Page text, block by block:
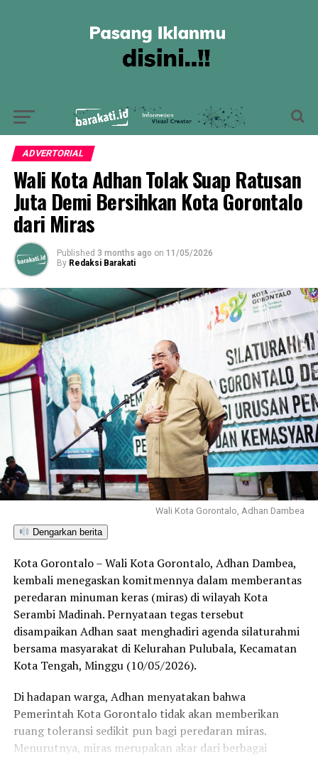
ADVERTORIAL
Wali Kota Adhan Tolak Suap Ratusan
Juta Demi Bersihkan Kota Gorontalo
dari Miras
Published 3 months ago on 11/05/2026
By Redaksi Barakati
Wali Kota Gorontalo, Adhan Dambea
Dengarkan berita
Kota Gorontalo – Wali Kota Gorontalo, Adhan Dambea,
kembali menegaskan komitmennya dalam memberantas
peredaran minuman keras (miras) di wilayah Kota
Serambi Madinah. Pernyataan tegas tersebut
disampaikan Adhan saat menghadiri agenda silaturahmi
bersama masyarakat di Kelurahan Pulubala, Kecamatan
Kota Tengah, Minggu (10/05/2026).
Di hadapan warga, Adhan menyatakan bahwa
Pemerintah Kota Gorontalo tidak akan memberikan
ruang toleransi sedikit pun bagi peredaran miras.
Menurutnya, miras merupakan akar dari berbagai